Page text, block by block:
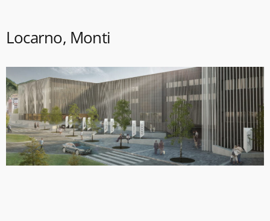
Locarno, Monti